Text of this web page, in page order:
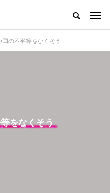
国の不平等をなくそう
をなくそう